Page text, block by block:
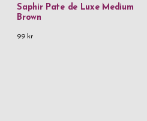
Saphir Pate de Luxe Medium
Brown
99 kr